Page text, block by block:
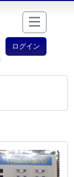
ログイン